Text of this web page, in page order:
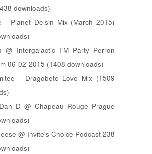
downloads)
- Planet Delsin Mix (March 2015)
@ Intergalactic FM Party Perron
06-02-2015 (1408 downloads)
- Dragobete Love Mix (1509
D @ Chapeau Rouge Prague
@ Invite's Choice Podcast 238